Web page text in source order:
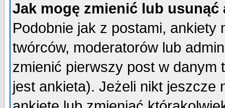
Jak mogę zmienić lub usunąć
Podobnie jak z postami,
twórców, moderatorów lub
zmienić pierwszy post w
jest ankieta). Jeżeli nikt jeszcze